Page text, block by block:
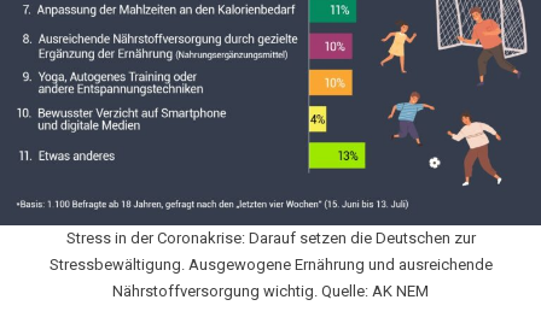
Stress in der Coronakrise: Darauf setzen die Deutschen zur
Stressbewältigung. Ausgewogene Ernährung und ausreichende
Nährstoffversorgung wichtig. Quelle: AK NEM